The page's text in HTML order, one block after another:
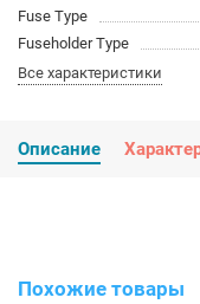
Fuse Type
Fuseholder Type
Все характеристики
Описание
Похожие товары